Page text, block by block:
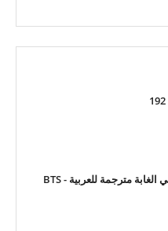
الحلقة 1 من بتس في الغابة مترجمة للعربية - BTS